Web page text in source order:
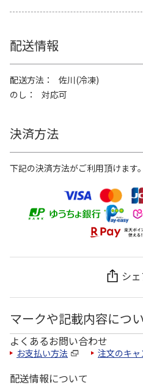
配送情報
配送方法
佐川(冷凍)
のし
対応可
決済方法
下記の決済方法がご利用頂けます。
シ
マークや記載内容につ
よくあるお問い合わせ
お支払い方法 注文のキャ
配送情報について